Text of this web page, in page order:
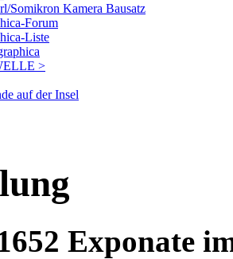
Somikron Kamera Bausatz
Forum
Liste
>
auf der Insel
Exponate